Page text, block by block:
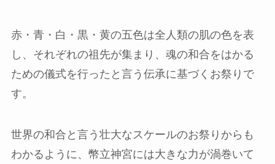
赤・青・白・黒・黄の五色は全人類の肌の色を表
し、それぞれの祖先が集まり、魂の和合をはかる
ための儀式を行ったと言う伝承に基づくお祭りで
す。
世界の和合と言う壮大なスケールのお祭りからも
わかるように、幣立神宮には大きな力が渦巻いて